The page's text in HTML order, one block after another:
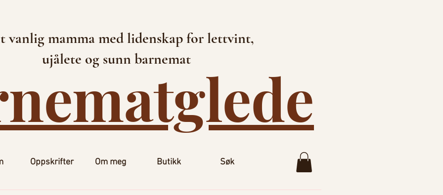
vanlig mamma med lidenskap for lettvint,
ujålete og sunn barnemat
Oppskrifter Om meg Butikk Søk